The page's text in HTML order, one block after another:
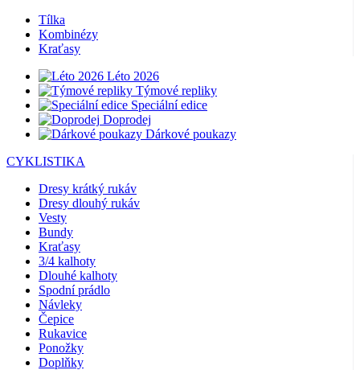
Tílka
Kombinézy
Kraťasy
Léto 2026
Týmové repliky
Speciální edice
Doprodej
Dárkové poukazy
CYKLISTIKA
Dresy krátký rukáv
Dresy dlouhý rukáv
Vesty
Bundy
Kraťasy
3/4 kalhoty
Dlouhé kalhoty
Spodní prádlo
Návleky
Čepice
Rukavice
Ponožky
Doplňky